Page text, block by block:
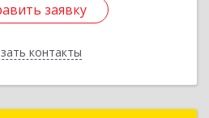
заявку
контакты
заявку
Назад